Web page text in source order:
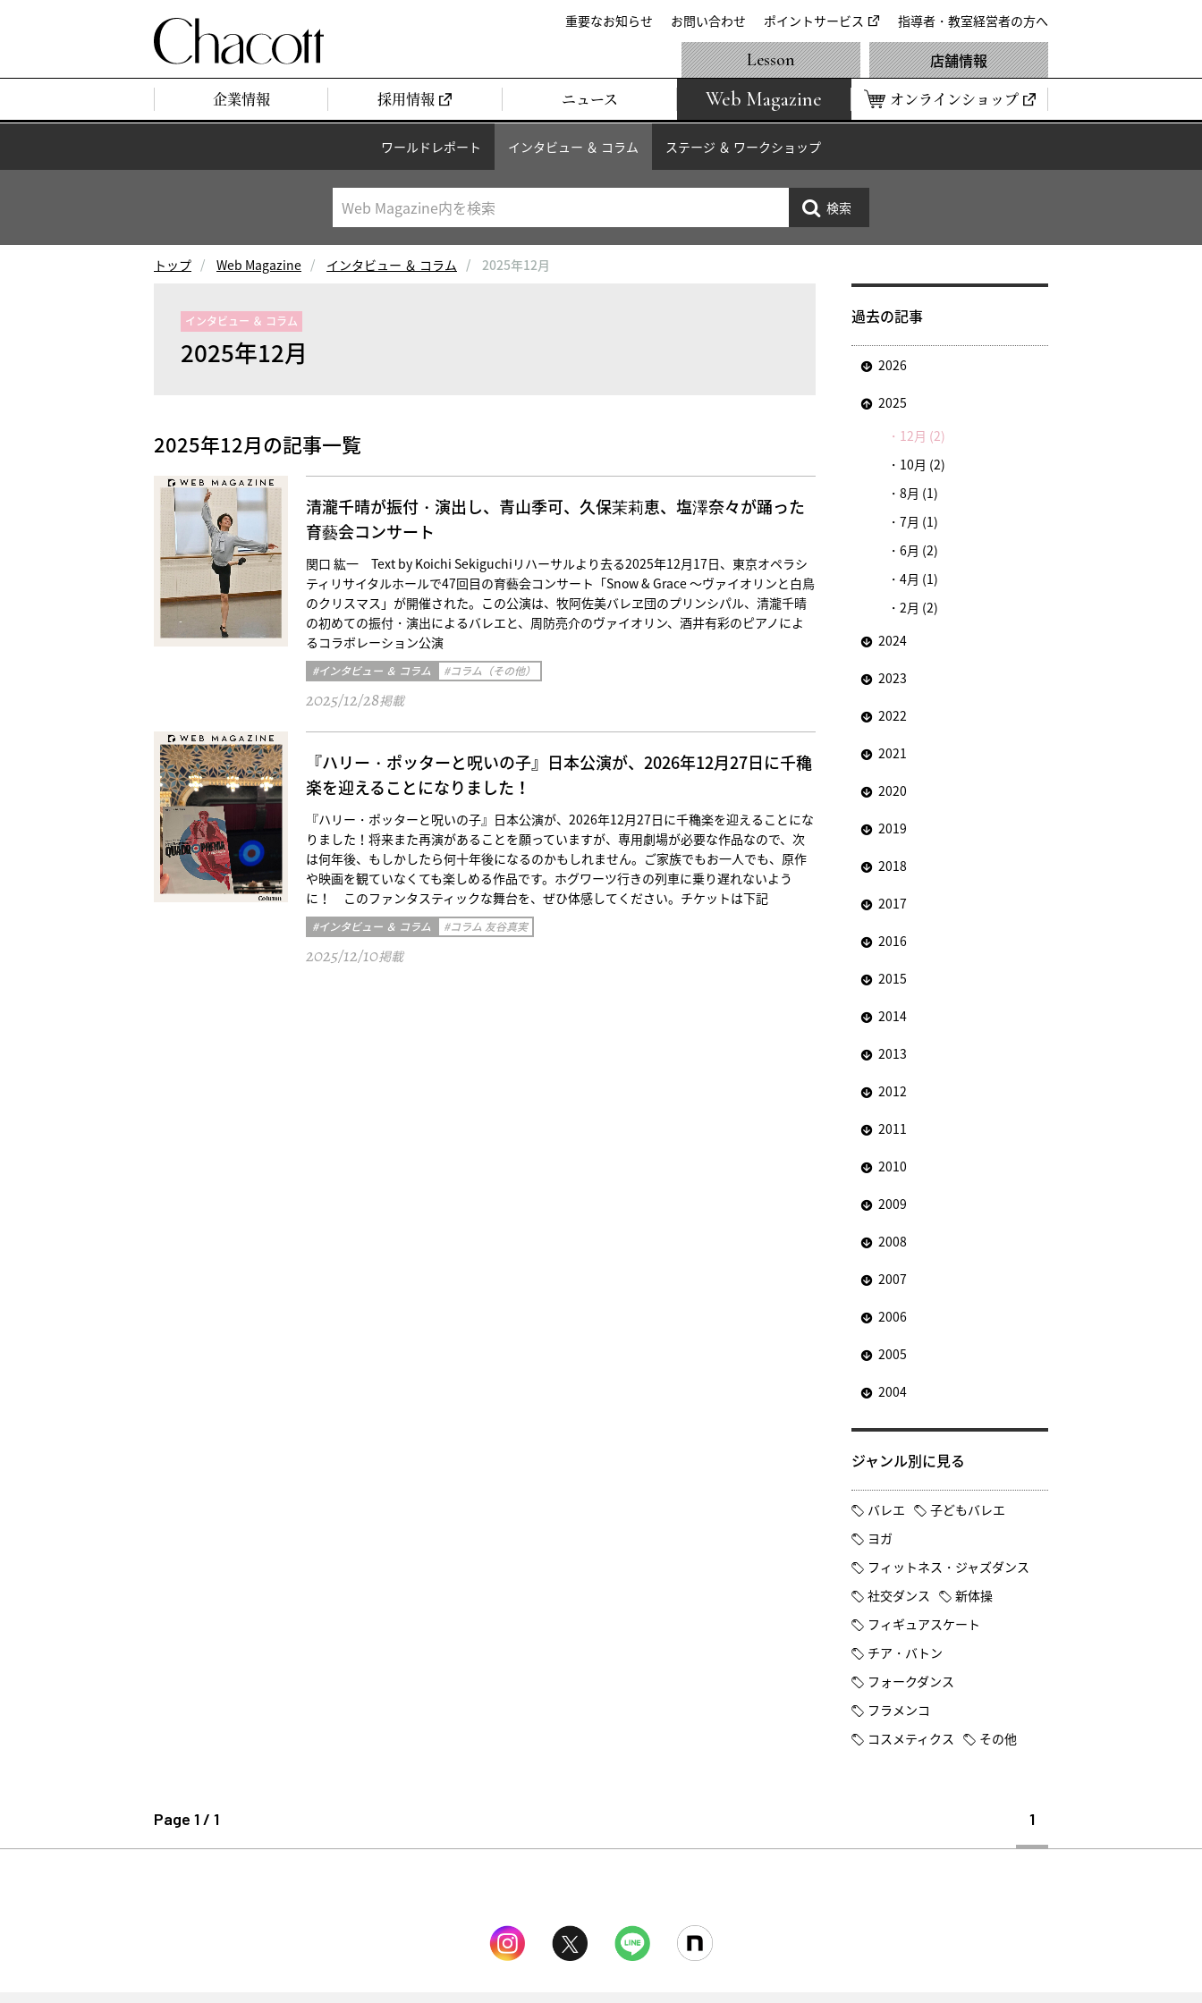
重要なお知らせ お問い合わせ ポイントサービス 指導者・教室経営者の方へ
企業情報 採用情報 ニュース Web Magazine オンラインショップ
Lesson 店舗情報
ワールドレポート インタビュー ＆ コラム ステージ ＆ ワークショップ
トップ Web Magazine インタビュー ＆ コラム 2025年12月
インタビュー ＆ コラム
2025年12月
2025年12月の記事一覧
清瀧千晴が振付・演出し、青山季可、久保茉莉恵、塩澤奈々が踊った
育藝会コンサート
関口 紘一 Text by Koichi Sekiguchiリハーサルより去る2025年12月17日、東京オペラシ
ティリサイタルホールで47回目の育藝会コンサート「Snow & Grace ～ヴァイオリンと白鳥
のクリスマス」が開催された。この公演は、牧阿佐美バレヱ団のプリンシパル、清瀧千晴
の初めての振付・演出によるバレエと、周防亮介のヴァイオリン、酒井有彩のピアノによ
るコラボレーション公演
#インタビュー ＆ コラム #コラム（その他）
2025/12/28掲載
『ハリー・ポッターと呪いの子』日本公演が、2026年12月27日に千穐
楽を迎えることになりました！
『ハリー・ポッターと呪いの子』日本公演が、2026年12月27日に千穐楽を迎えることにな
りました！将来また再演があることを願っていますが、専用劇場が必要な作品なので、次
は何年後、もしかしたら何十年後になるのかもしれません。ご家族でもお一人でも、原作
や映画を観ていなくても楽しめる作品です。ホグワーツ行きの列車に乗り遅れないよう
に！ このファンタスティックな舞台を、ぜひ体感してください。チケットは下記
#インタビュー ＆ コラム #コラム 友谷真実
2025/12/10掲載
過去の記事
2026
2025
12月 (2)
10月 (2)
8月 (1)
7月 (1)
6月 (2)
4月 (1)
2月 (2)
2024
2023
2022
2021
2020
2019
2018
2017
2016
2015
2014
2013
2012
2011
2010
2009
2008
2007
2006
2005
2004
ジャンル別に見る
バレエ
子どもバレエ
ヨガ
フィットネス・ジャズダンス
社交ダンス
新体操
フィギュアスケート
チア・バトン
フォークダンス
フラメンコ
コスメティクス
その他
Page 1 / 1 1